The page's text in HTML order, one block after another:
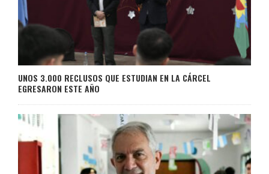
UNOS 3.000 RECLUSOS QUE ESTUDIAN EN LA CÁRCEL
EGRESARON ESTE AÑO